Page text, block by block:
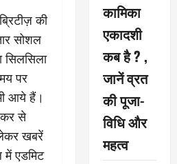
की
सोशल
सिलसिला
पर
आये हैं।
से
खबरें
में एडमिट
कामिका
एकादशी
कब है ? ,
जानें व्रत
की पूजा-
विधि और
महत्व